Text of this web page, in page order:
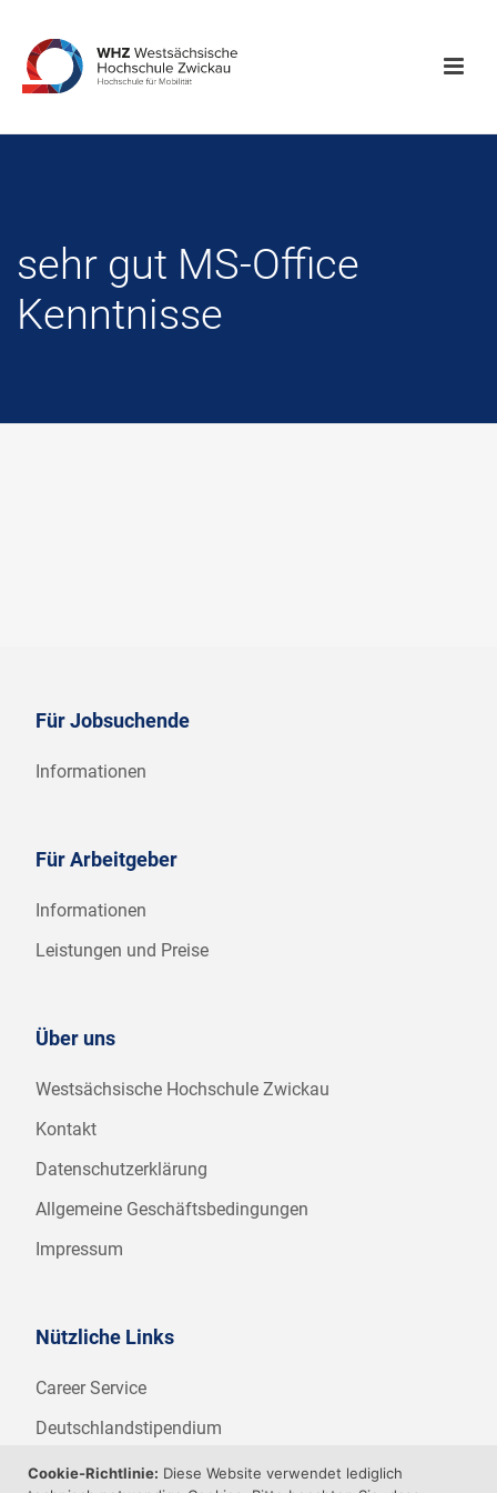
sehr gut MS-Office
Kenntnisse
Für Jobsuchende
Informationen
Für Arbeitgeber
Informationen
Leistungen und Preise
Über uns
Westsächsische Hochschule Zwickau
Kontakt
Datenschutzerklärung
Allgemeine Geschäftsbedingungen
Impressum
Nützliche Links
Career Service
Deutschlandstipendium
WHZ Firmenstipendium
Cookie-Richtlinie: Diese Website verwendet lediglich